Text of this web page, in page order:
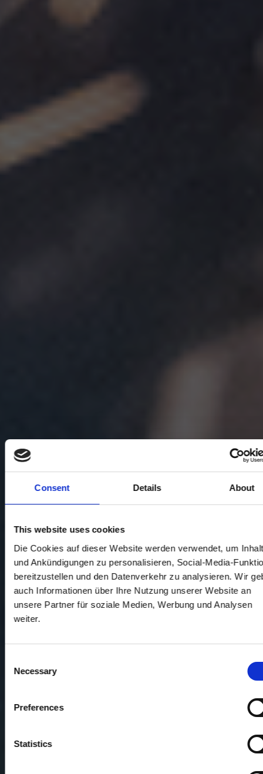
Consent Details About
This website uses cookies
Die Cookies auf dieser Website werden verwendet, um
und Ankündigungen zu personalisieren, Social-Media-
bereitzustellen und den Datenverkehr zu analysieren. Wir
auch Informationen über Ihre Nutzung unserer Website an
unsere Partner für soziale Medien, Werbung und Analysen
weiter.
Selection
Necessary
Preferences
Statistics